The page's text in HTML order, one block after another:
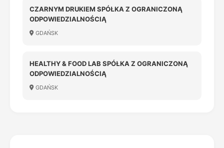
CZARNYM DRUKIEM SPÓŁKA Z OGRANICZONĄ
ODPOWIEDZIALNOŚCIĄ
GDAŃSK
HEALTHY & FOOD LAB SPÓŁKA Z OGRANICZONĄ
ODPOWIEDZIALNOŚCIĄ
GDAŃSK